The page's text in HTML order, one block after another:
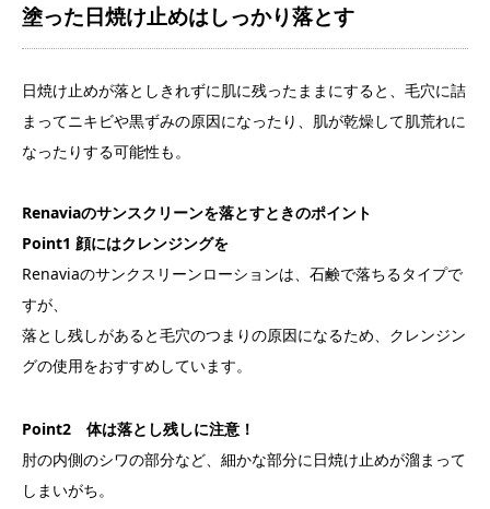
塗った日焼け止めはしっかり落とす
日焼け止めが落としきれずに肌に残ったままにすると、毛穴に詰
まってニキビや黒ずみの原因になったり、肌が乾燥して肌荒れに
なったりする可能性も。
Renaviaのサンスクリーンを落とすときのポイント
Point1 顔にはクレンジングを
Renaviaのサンクスリーンローションは、石鹸で落ちるタイプで
すが、
落とし残しがあると毛穴のつまりの原因になるため、クレンジン
グの使用をおすすめしています。
Point2 体は落とし残しに注意！
肘の内側のシワの部分など、細かな部分に日焼け止めが溜まって
しまいがち。